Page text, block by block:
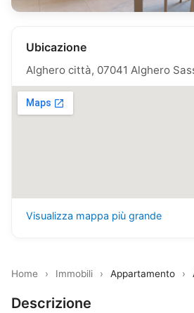
Ubicazione
Alghero città, 07041 Alghero
Visualizza mappa più grande
Home › Immobili › Appartamento ›
Descrizione